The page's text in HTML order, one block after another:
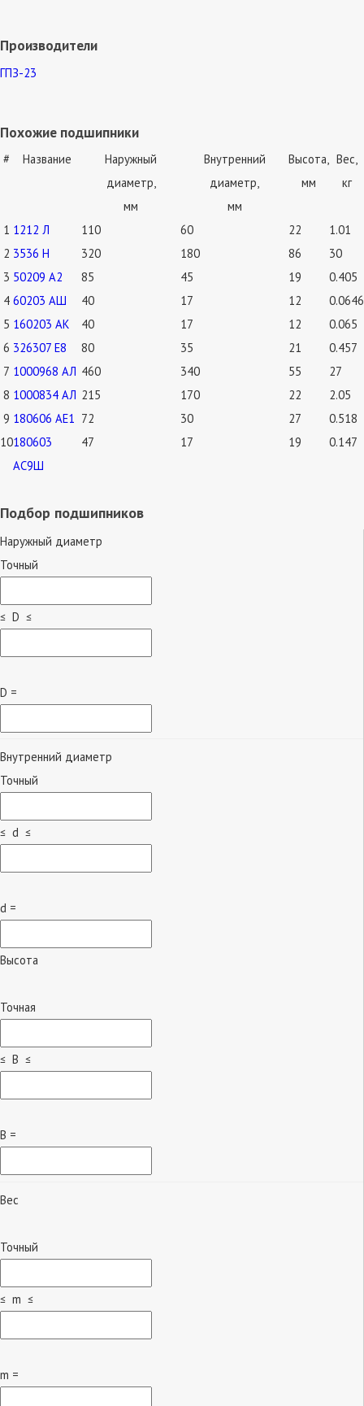
Производители
ГПЗ-23
Похожие подшипники
# Название
Наружный
диаметр,
мм
Внутренний
диаметр,
мм
Высота,
мм
Вес,
кг
1 1212 Л 110 60 22
1.01
2 3536 Н 320 180 86
30
3 50209 А2 85 45 19
0.405
4 60203 АШ 40 17 12
0.0646
5 160203 АК 40 17 12
0.065
6 326307 Е8 80 35 21
0.457
7 1000968 АЛ 460 340 55
27
8 1000834 АЛ 215 170 22
2.05
9 180606 АЕ1 72 30 27
0.518
10180603
АС9Ш
47 17 19 0.147
Подбор подшипников
Наружный диаметр
Точный
≤ D ≤
D =
Внутренний диаметр
Точный
≤ d ≤
d =
Высота
Точная
≤ B ≤
B =
Вес
Точный
≤ m ≤
m =